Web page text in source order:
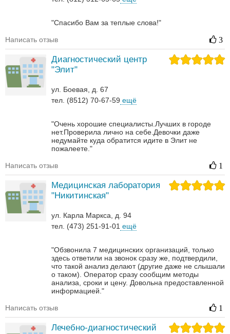
"Спасибо Вам за теплые слова!"
Написать отзыв 3
Диагностический центр
"Элит"
ул. Боевая, д. 67
тел. (8512) 70-67-59 ещё
"Очень хорошие специалисты.Лучших в городе
нет.Проверила лично на себе.Девочки даже
недумайте куда обратится идите в Элит не
пожалеете."
Написать отзыв 1
Медицинская лаборатория
"Никитинская"
ул. Карла Маркса, д. 94
тел. (473) 251-91-01 ещё
"Обзвонила 7 медицинских организаций, только
здесь ответили на звонок сразу же, подтвердили,
что такой анализ делают (другие даже не слышали
о таком). Оператор сразу сообщим методы
анализа, сроки и цену. Довольна предоставленной
информацией."
Написать отзыв 1
Лечебно-диагностический